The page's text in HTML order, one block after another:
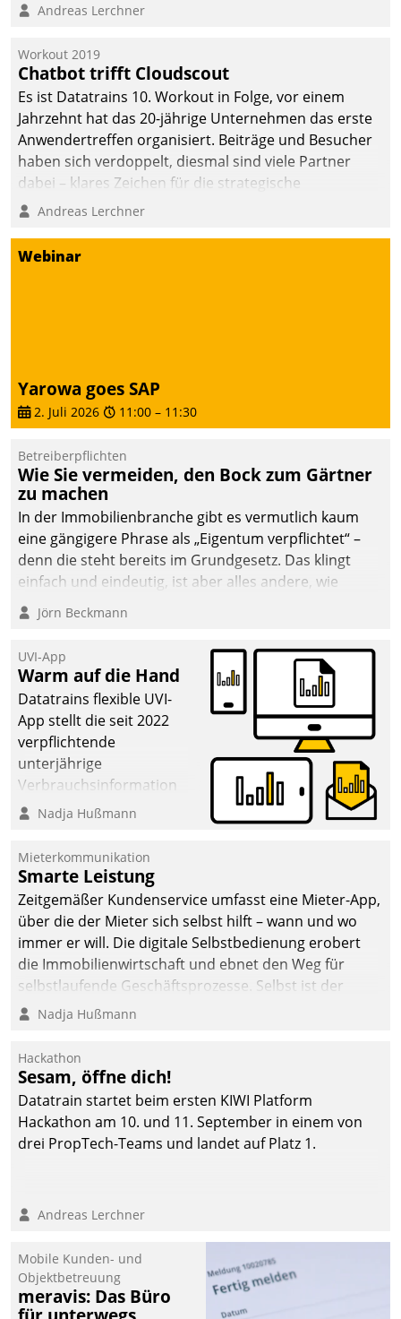
Andreas Lerchner
Workout 2019
Chatbot trifft Cloudscout
Es ist Datatrains 10. Workout in Folge, vor einem
Jahrzehnt hat das 20-jährige Unternehmen das erste
Anwendertreffen organisiert. Beiträge und Besucher
haben sich verdoppelt, diesmal sind viele Partner
dabei – klares Zeichen für die strategische
Fokussierung auf den Kunden.
Andreas Lerchner
Webinar
Yarowa goes SAP
2. Juli 2026 11:00 – 11:30
Betreiberpflichten
Wie Sie vermeiden, den Bock zum Gärtner
zu machen
In der Immobilienbranche gibt es vermutlich kaum
eine gängigere Phrase als „Eigentum verpflichtet“ –
denn die steht bereits im Grundgesetz. Das klingt
einfach und eindeutig, ist aber alles andere, wie
Branchenbeschäftigte wissen. Denn mit der
Verantwortung folgen Verpflichtungen.
Jörn Beckmann
UVI-App
Warm auf die Hand
Datatrains flexible UVI-
App stellt die seit 2022
verpflichtende
unterjährige
Verbrauchsinformation
schnell, zuverlässig und
Die monatlichen
Mitteilungen zum
Heizungs- und
Wasserverbrauch gehen
automatisiert, vollständig
und auf Wunsch über
mehrere zuvor
Kommunikationswege bei
Nadja Hußmann
Mieterkommunikation
Smarte Leistung
Zeitgemäßer Kundenservice umfasst eine Mieter-App,
über die der Mieter sich selbst hilft – wann und wo
immer er will. Die digitale Selbstbedienung erobert
die Immobilienwirtschaft und ebnet den Weg für
selbstlaufende Geschäftsprozesse. Selbst ist der
Kunde und smart der Serviceanbieter.
Nadja Hußmann
Hackathon
Sesam, öffne dich!
Datatrain startet beim ersten KIWI Platform
Hackathon am 10. und 11. September in einem von
drei PropTech-Teams und landet auf Platz 1.
Andreas Lerchner
Mobile Kunden- und
Objektbetreuung
meravis: Das Büro